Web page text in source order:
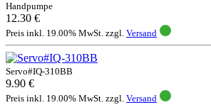
Handpumpe
12.30 €
Preis inkl. 19.00% MwSt. zzgl. Versand
Servo#IQ-310BB
9.90 €
Preis inkl. 19.00% MwSt. zzgl. Versand